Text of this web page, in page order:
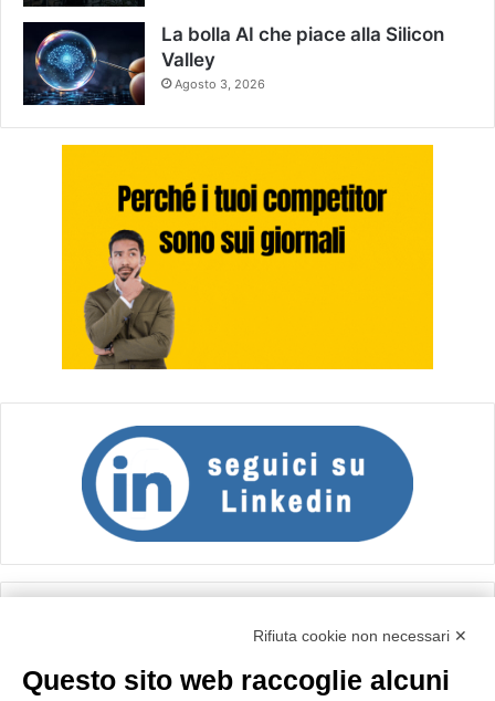
La bolla AI che piace alla Silicon
Valley
Agosto 3, 2026
Importo netto (€):
Rifiuta cookie non necessari ✕
Questo sito web raccoglie alcuni